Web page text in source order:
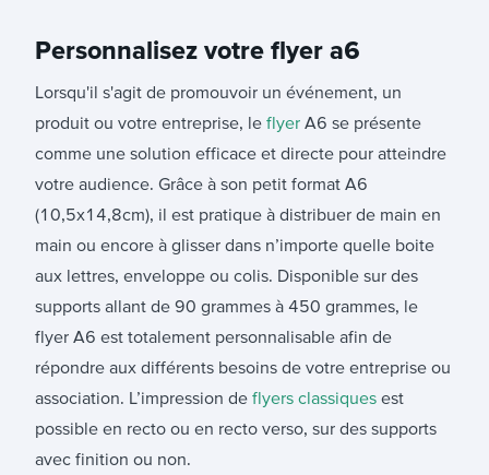
Personnalisez votre flyer a6
Lorsqu'il s'agit de promouvoir un événement, un
produit ou votre entreprise, le flyer A6 se présente
comme une solution efficace et directe pour atteindre
votre audience. Grâce à son petit format A6
(10,5x14,8cm), il est pratique à distribuer de main en
main ou encore à glisser dans n’importe quelle boite
aux lettres, enveloppe ou colis. Disponible sur des
supports allant de 90 grammes à 450 grammes, le
flyer A6 est totalement personnalisable afin de
répondre aux différents besoins de votre entreprise ou
association. L’impression de flyers classiques est
possible en recto ou en recto verso, sur des supports
avec finition ou non.